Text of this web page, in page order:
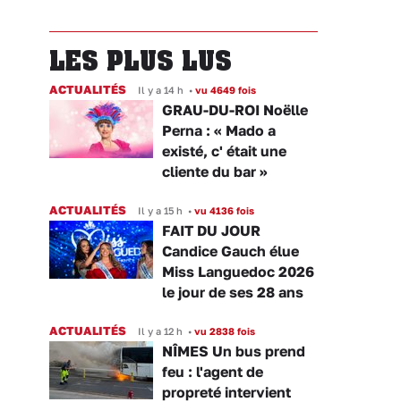
LES PLUS LUS
ACTUALITÉS Il y a 14 h • vu 4649 fois
GRAU-DU-ROI Noëlle
Perna : « Mado a
existé, c' était une
cliente du bar »
ACTUALITÉS Il y a 15 h • vu 4136 fois
FAIT DU JOUR
Candice Gauch élue
Miss Languedoc 2026
le jour de ses 28 ans
ACTUALITÉS Il y a 12 h • vu 2838 fois
NÎMES Un bus prend
feu : l'agent de
propreté intervient